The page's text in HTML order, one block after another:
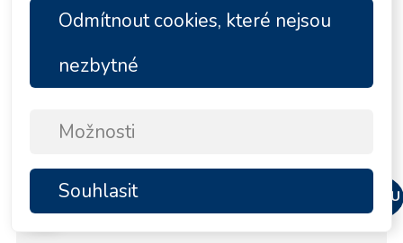
Nabídky pronájmu
Motorové jachty
Motorové lodě
11 jachty
NAHORU
Odmítnout cookies, které nejsou
nezbytné
Možnosti
Souhlasit